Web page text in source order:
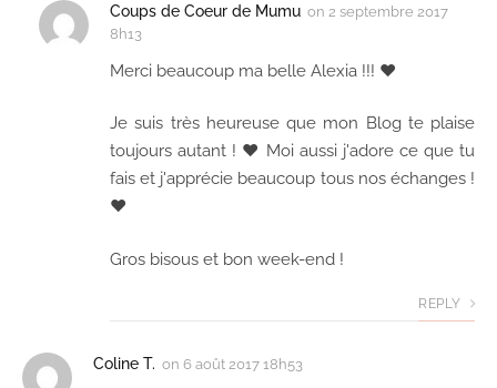
Coups de Coeur de Mumu on 2 septembre 2017
8h13
Merci beaucoup ma belle Alexia !!! ♥
Je suis très heureuse que mon Blog te plaise
toujours autant ! ♥ Moi aussi j'adore ce que tu
fais et j'apprécie beaucoup tous nos échanges !
♥
Gros bisous et bon week-end !
REPLY
Coline T. on 6 août 2017 18h53